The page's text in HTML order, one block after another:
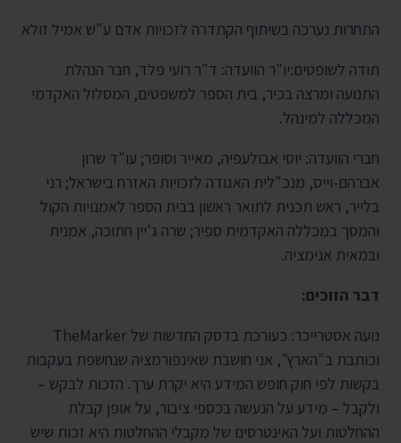
התחרות נערכה בשיתוף הקתדרה לזכויות אדם ע"ש אמיל זולא
תודה לשופטים:יו"ר הוועדה: ד"ר רועי פלד, חבר הנהלת
התנועה ומרצה בכיר, בית הספר למשפטים, המסלול האקדמי
המכללה למינהל.
חברי הוועדה: יוסי אבולעפיה, מאייר וסופר; עו"ד שרון
אברהם-וייס, מנכ"לית האגודה לזכויות האזרח בישראל; רני
בלייר, ראש תכנית לתואר ראשון בבית הספר לאמנויות הקול
והמסך במכללה האקדמית ספיר; שרה ג'יין חתוכה, אמנית
ובמאית אנימציה.
דבר הזוכים:
נועה אסטרייכר: כעורכת בדסק החדשות של TheMarker
וכותבת ב"הארץ", אני חושבת שאינפורמציה שנחשפת בעקבות
בקשות לפי חוק חופש המידע היא יקרת ערך. הזכות לבקש –
ולקבל – מידע על הנעשה בכספי ציבור, על אופן קבלת
ההחלטות ועל האינטרסים של מקבלי ההחלטות היא זכות שיש